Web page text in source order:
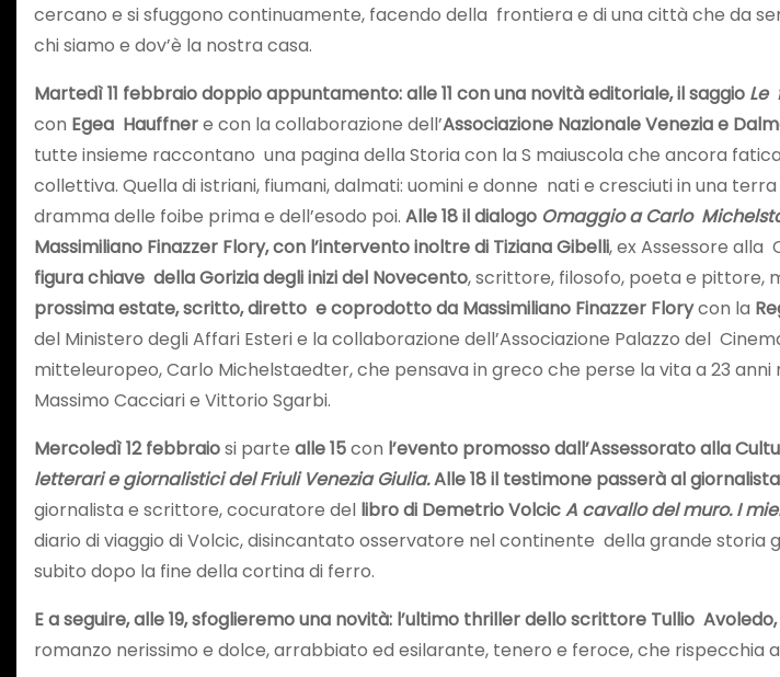
cercano e si sfuggono continuamente, facendo della frontiera e di una città che da
chi siamo e dov’è la nostra casa.
Martedì 11 febbraio doppio appuntamento: alle 11 con una novità editoriale, il saggio Le
con Egea Hauffnere con la collaborazione dell’Associazione Nazionale Venezia e
tutte insieme raccontano una pagina della Storia con la S maiuscola che ancora
collettiva. Quella di istriani, fiumani, dalmati: uomini e donne nati e cresciuti in una
dramma delle foibe prima e dell’esodo poi. Alle 18 il dialogo Omaggio a Carlo
Massimiliano Finazzer Flory, con l’intervento inoltre di Tiziana Gibelli, ex Assessore alla
figura chiave della Gorizia degli inizi del Novecento, scrittore, filosofo, poeta e pittore,
prossima estate, scritto, diretto e coprodotto da Massimiliano Finazzer Florycon la
del Ministero degli Affari Esteri e la collaborazione dell’Associazione Palazzo del
mitteleuropeo, Carlo Michelstaedter, che pensava in greco che perse la vita a 23
Massimo Cacciari e Vittorio Sgarbi.
Mercoledì 12 febbraiosi parte alle 15con l’evento promosso dall’Assessorato alla
letterari e giornalistici del Friuli Venezia Giulia.Alle 18 il testimone passerà al
giornalista e scrittore, cocuratore del libro di Demetrio VolcicA cavallo del muro. I
diario di viaggio di Volcic, disincantato osservatore nel continente della grande storia
subito dopo la fine della cortina di ferro.
E a seguire, alle 19, sfoglieremo una novità: l’ultimo thriller dello scrittore Tullio Avoledo,
romanzo nerissimo e dolce, arrabbiato ed esilarante, tenero e feroce, che rispecchia